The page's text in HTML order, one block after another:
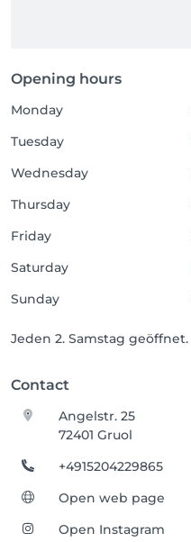
Opening hours
Monday
Tuesday
Wednesday
Thursday
Friday
Saturday
Sunday
Jeden 2. Samstag geöffnet.
Contact
Angelstr. 25
72401 Gruol
+4915204229865
Open web page
Open Instagram